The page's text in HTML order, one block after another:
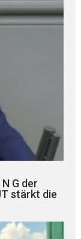
N G der
stärkt die